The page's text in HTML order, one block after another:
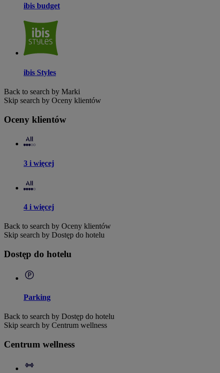
ibis budget
ibis Styles
Back to search by Marki
Skip search by Oceny klientów
Oceny klientów
3 i więcej
4 i więcej
Back to search by Oceny klientów
Skip search by Dostęp do hotelu
Dostęp do hotelu
Parking
Back to search by Dostęp do hotelu
Skip search by Centrum wellness
Centrum wellness